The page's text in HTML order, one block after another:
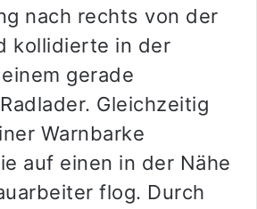
nach rechts von der
kollidierte in der
gerade
Gleichzeitig
Warnbarke
auf einen in der Nähe
flog. Durch